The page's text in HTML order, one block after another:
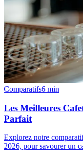
Comparatifs6 min
Les Meilleures
Parfait
Explorez notre
2026, pour savourer un